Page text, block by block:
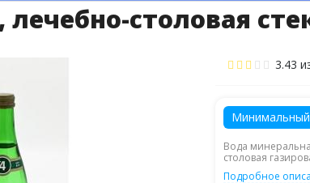
лечебно-столовая
3.43
Минимальный
Вода
столовая
Подробное